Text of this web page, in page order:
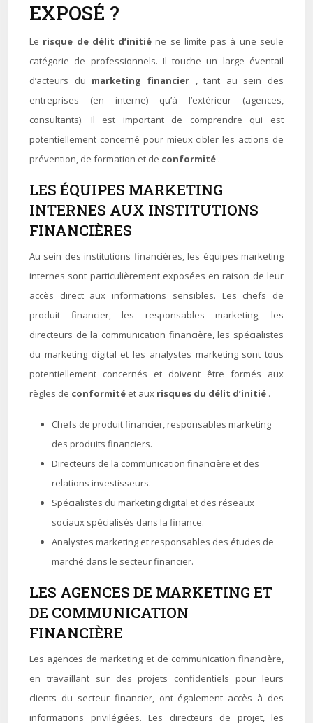
EXPOSÉ ?
Le risque de délit d’initiéne se limite pas à une seule
catégorie de professionnels. Il touche un large éventail
d’acteurs du marketing financier , tant au sein des
entreprises (en interne) qu’à l’extérieur (agences,
consultants). Il est important de comprendre qui est
potentiellement concerné pour mieux cibler les actions de
prévention, de formation et de conformité .
LES ÉQUIPES MARKETING
INTERNES AUX INSTITUTIONS
FINANCIÈRES
Au sein des institutions financières, les équipes marketing
internes sont particulièrement exposées en raison de leur
accès direct aux informations sensibles. Les chefs de
produit financier, les responsables marketing, les
directeurs de la communication financière, les spécialistes
du marketing digital et les analystes marketing sont tous
potentiellement concernés et doivent être formés aux
règles de conformité et aux risques du délit d’initié .
Chefs de produit financier, responsables marketing
des produits financiers.
Directeurs de la communication financière et des
relations investisseurs.
Spécialistes du marketing digital et des réseaux
sociaux spécialisés dans la finance.
Analystes marketing et responsables des études de
marché dans le secteur financier.
LES AGENCES DE MARKETING ET
DE COMMUNICATION
FINANCIÈRE
Les agences de marketing et de communication financière,
en travaillant sur des projets confidentiels pour leurs
clients du secteur financier, ont également accès à des
informations privilégiées. Les directeurs de projet, les